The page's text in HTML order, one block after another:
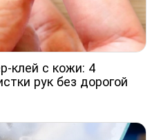
клей с кожи: 4
рук без дорогой